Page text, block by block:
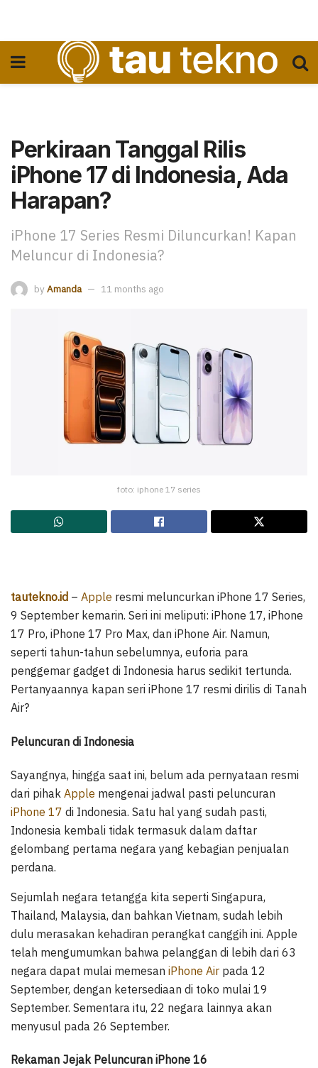
Perkiraan Tanggal Rilis
iPhone 17 di Indonesia, Ada
Harapan?
iPhone 17 Series Resmi Diluncurkan! Kapan
Meluncur di Indonesia?
by Amanda 11 months ago
foto: iphone 17 series
tautekno.id – Apple resmi meluncurkan iPhone 17 Series,
9 September kemarin. Seri ini meliputi: iPhone 17, iPhone
17 Pro, iPhone 17 Pro Max, dan iPhone Air. Namun,
seperti tahun-tahun sebelumnya, euforia para
penggemar gadget di Indonesia harus sedikit tertunda.
Pertanyaannya kapan seri iPhone 17 resmi dirilis di Tanah
Air?
Peluncuran di Indonesia
Sayangnya, hingga saat ini, belum ada pernyataan resmi
dari pihak Apple mengenai jadwal pasti peluncuran
iPhone 17 di Indonesia. Satu hal yang sudah pasti,
Indonesia kembali tidak termasuk dalam daftar
gelombang pertama negara yang kebagian penjualan
perdana.
Sejumlah negara tetangga kita seperti Singapura,
Thailand, Malaysia, dan bahkan Vietnam, sudah lebih
dulu merasakan kehadiran perangkat canggih ini. Apple
telah mengumumkan bahwa pelanggan di lebih dari 63
negara dapat mulai memesan iPhone Air pada 12
September, dengan ketersediaan di toko mulai 19
September. Sementara itu, 22 negara lainnya akan
menyusul pada 26 September.
Rekaman Jejak Peluncuran iPhone 16